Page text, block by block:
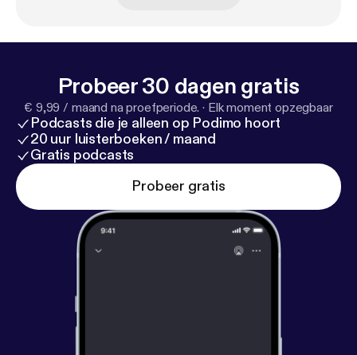
Probeer 30 dagen gratis
€ 9,99 / maand na proefperiode. · Elk moment opzegbaar
Podcasts die je alleen op Podimo hoort
20 uur luisterboeken / maand
Gratis podcasts
Probeer gratis